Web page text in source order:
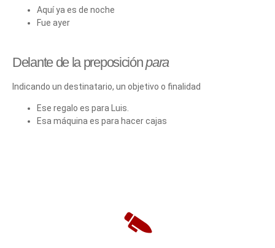
Aquí ya es de noche
Fue ayer
Delante de la preposiciónpara
Indicando un destinatario, un objetivo o finalidad
Ese regalo es para Luis.
Esa máquina es para hacer cajas